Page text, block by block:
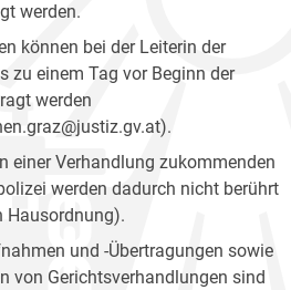
werden.
können bei der Leiterin der
zu einem Tag vor Beginn der
werden
einer Verhandlung zukommenden
werden dadurch nicht berührt
Hausordnung).
und -Übertragungen sowie
von Gerichtsverhandlungen sind